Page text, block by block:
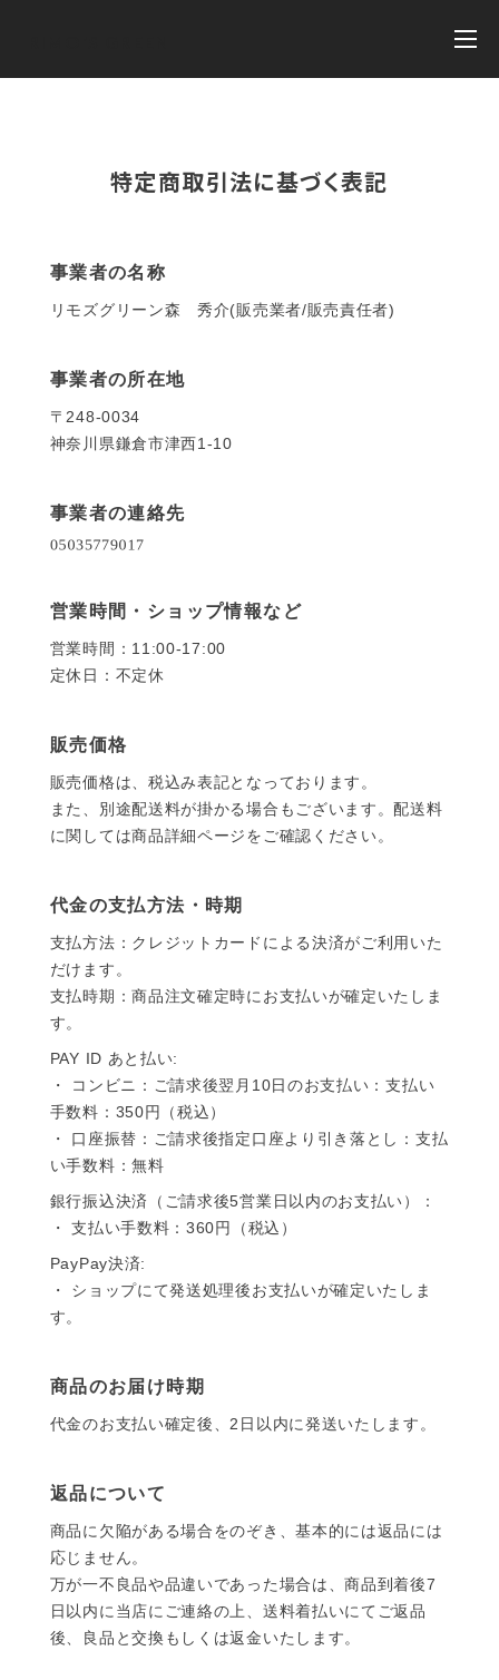
特定商取引法に基づく表記
事業者の名称
リモズグリーン森 秀介(販売業者/販売責任者)
事業者の所在地
〒248-0034
神奈川県鎌倉市津西1-10
事業者の連絡先
営業時間・ショップ情報など
営業時間：11:00-17:00
定休日：不定休
販売価格
販売価格は、税込み表記となっております。
また、別途配送料が掛かる場合もございます。配送料
に関しては商品詳細ページをご確認ください。
代金の支払方法・時期
支払方法：クレジットカードによる決済がご利用いた
だけます。
支払時期：商品注文確定時にお支払いが確定いたしま
す。
PAY ID あと払い:
・ コンビニ：ご請求後翌月10日のお支払い：支払い
手数料：350円（税込）
・ 口座振替：ご請求後指定口座より引き落とし：支払
い手数料：無料
銀行振込決済（ご請求後5営業日以内のお支払い）：
・ 支払い手数料：360円（税込）
PayPay決済:
・ ショップにて発送処理後お支払いが確定いたしま
す。
商品のお届け時期
代金のお支払い確定後、2日以内に発送いたします。
返品について
商品に欠陥がある場合をのぞき、基本的には返品には
応じません。
万が一不良品や品違いであった場合は、商品到着後7
日以内に当店にご連絡の上、送料着払いにてご返品
後、良品と交換もしくは返金いたします。